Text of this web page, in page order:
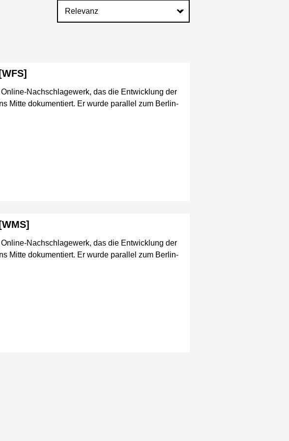
Nachschlagewerk, das die Entwicklung der
Mitte dokumentiert. Er wurde parallel zum Berlin-
Nachschlagewerk, das die Entwicklung der
Mitte dokumentiert. Er wurde parallel zum Berlin-